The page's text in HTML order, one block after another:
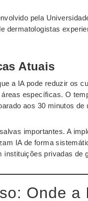
pela
dermatologistas
Atuais
a IA pode reduzir os
específicas. O
aos 30 minutos de
importantes. A
IA de forma
instituições privadas de
Onde a